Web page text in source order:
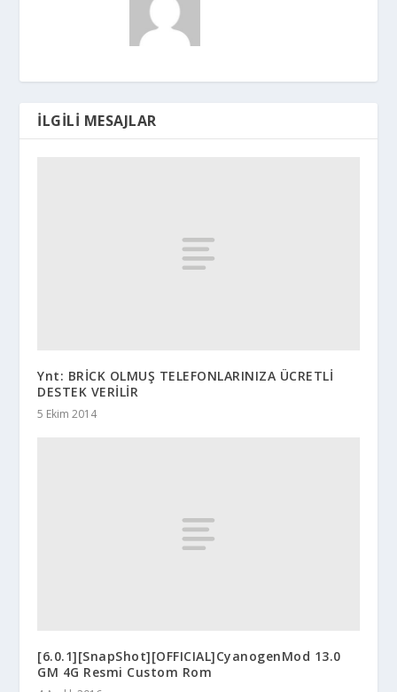
İLGILI MESAJLAR
Ynt: BRİCK OLMUŞ TELEFONLARINIZA ÜCRETLİ
DESTEK VERİLİR
5 Ekim 2014
[6.0.1][SnapShot][OFFICIAL]CyanogenMod 13.0
GM 4G Resmi Custom Rom